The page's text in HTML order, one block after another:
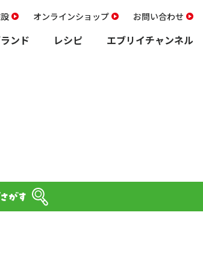
オンラインショップ お問い合わせ
ンド レシピ エブリイチャンネル